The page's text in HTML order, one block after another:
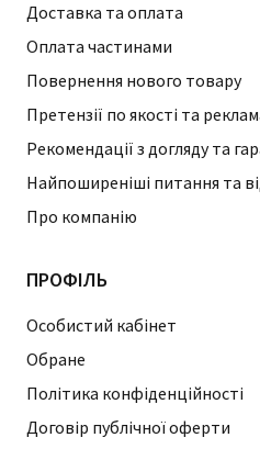
Доставка та оплата
Оплата частинами
Повернення нового товару
Претензії по якості та
Рекомендації з догляду та
Найпоширеніші питання та
Про компанію
ПРОФІЛЬ
Особистий кабінет
Обране
Політика конфіденційності
Договір публічної оферти